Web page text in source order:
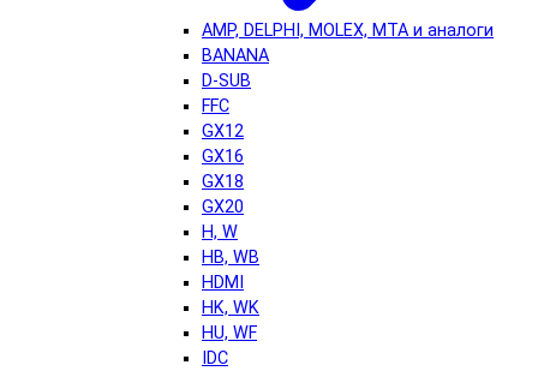
AMP, DELPHI, MOLEX, MTA и аналоги
BANANA
D-SUB
FFC
GX12
GX16
GX18
GX20
H, W
HB, WB
HDMI
HK, WK
HU, WF
IDC